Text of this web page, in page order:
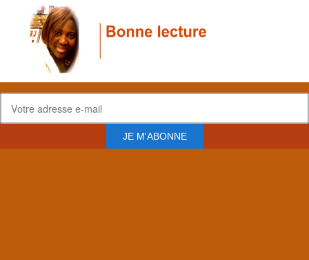
JE M'ABONNE